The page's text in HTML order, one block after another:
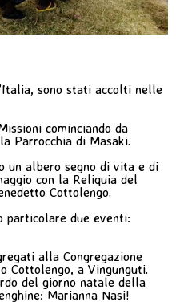
sono stati accolti nelle
cominciando da
Parrocchia di Masaki.
un albero segno di vita e di
con la Reliquia del
Cottolengo.
due eventi:
alla Congregazione
Cottolengo, a Vingunguti.
del giorno natale della
Marianna Nasi!